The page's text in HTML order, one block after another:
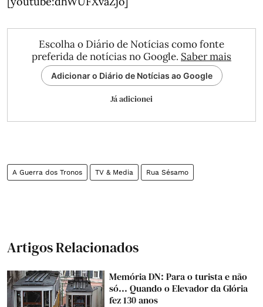
Escolha o Diário de Notícias como fonte
preferida de notícias no Google. Saber mais
Adicionar o Diário de Notícias ao Google
Já adicionei
A Guerra dos Tronos TV & Media Rua Sésamo
Artigos Relacionados
Memória DN: Para o turista e não
só... Quando o Elevador da Glória
fez 130 anos